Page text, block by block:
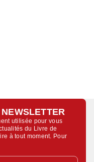
utilisée pour vous
du Livre de
à tout moment. Pour